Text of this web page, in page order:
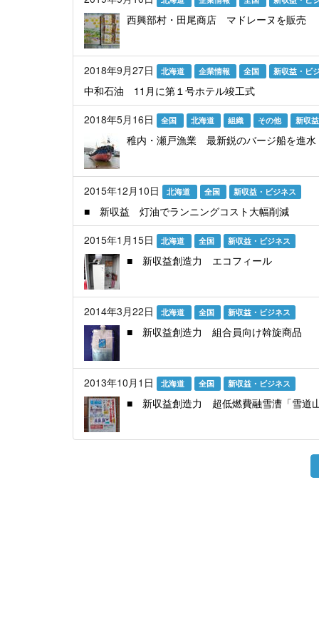
西興部村・田尾商店 マドレーヌを販売
2018年9月27日 北海道 企業情報 全国 新収益・ビ
中和石油 11月に第１号ホテル竣工式
2018年5月16日
全国 北海道 組織 その他 新収
稚内・瀬戸漁業 最新鋭のバージ船を進水
2015年12月10日 北海道 全国 新収益・ビジネス
■ 新収益 灯油でランニングコスト大幅削減
2015年1月15日
北海道 全国 新収益・ビジネス
■ 新収益創造力 エコフィール
2014年3月22日 北海道 全国 新収益・ビジネス
■ 新収益創造力 組合員向け斡旋商品
2013年10月1日 北海道 全国 新収益・ビジネス
■ 新収益創造力 超低燃費融雪漕「雪道山